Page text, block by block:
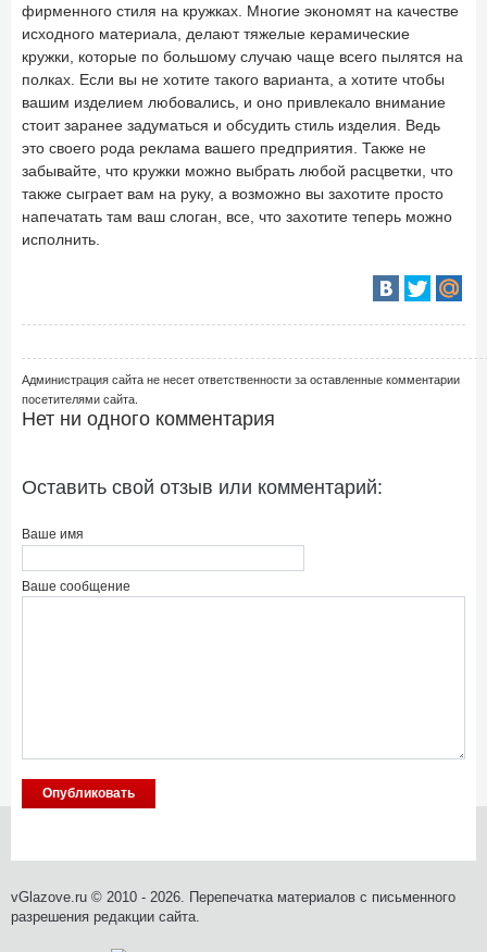
фирменного стиля на кружках. Многие экономят на качестве
исходного материала, делают тяжелые керамические
кружки, которые по большому случаю чаще всего пылятся на
полках. Если вы не хотите такого варианта, а хотите чтобы
вашим изделием любовались, и оно привлекало внимание
стоит заранее задуматься и обсудить стиль изделия. Ведь
это своего рода реклама вашего предприятия. Также не
забывайте, что кружки можно выбрать любой расцветки, что
также сыграет вам на руку, а возможно вы захотите просто
напечатать там ваш слоган, все, что захотите теперь можно
исполнить.
Администрация сайта не несет ответственности за оставленные комментарии
посетителями сайта.
Нет ни одного комментария
Оставить свой отзыв или комментарий:
Ваше имя
Ваше сообщение
vGlazove.ru © 2010 - 2026. Перепечатка материалов с письменного
разрешения редакции сайта.